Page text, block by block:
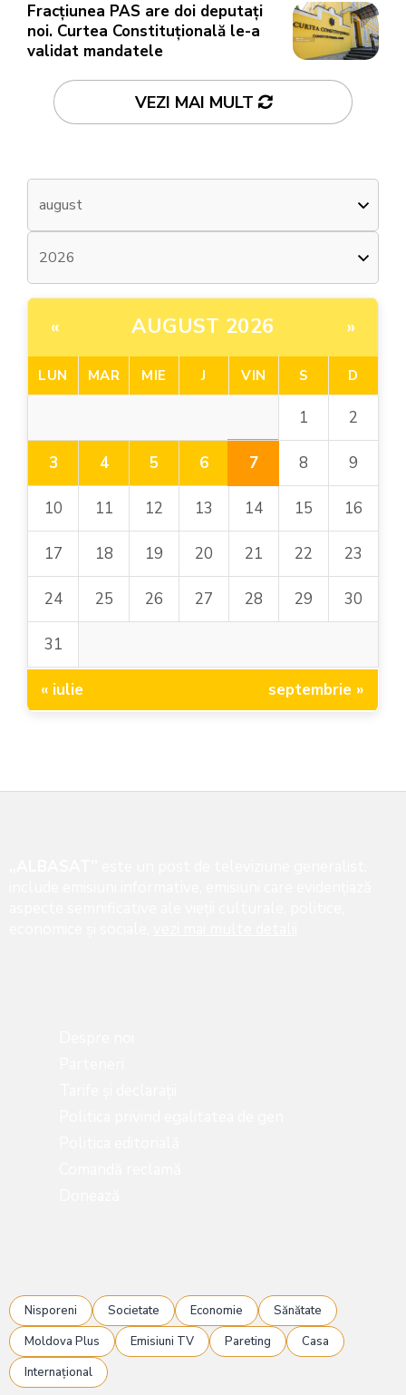
Fracțiunea PAS are doi deputați
noi. Curtea Constituțională le-a
validat mandatele
VEZI MAI MULT
« AUGUST 2026 »
LUN MAR MIE J VIN S D
1 2
3 4 5 6 7 8 9
10 11 12 13 14 15 16
17 18 19 20 21 22 23
24 25 26 27 28 29 30
31
« iulie septembrie »
Nisporeni Societate Economie
Sănătate
Moldova Plus
Emisiuni TV Pareting
Casa
Internațional